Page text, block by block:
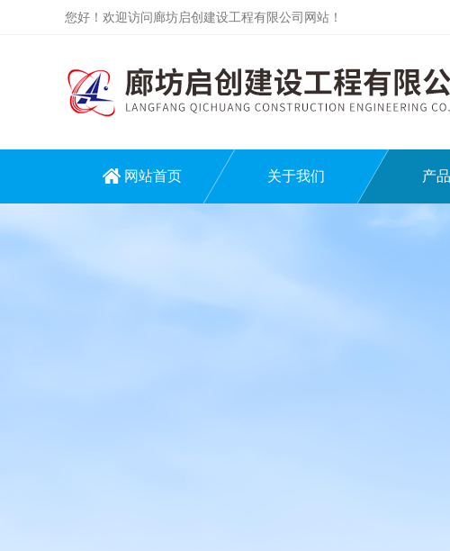
您好！欢迎访问廊坊启创建设工程有限公司网站！
网站首页 关于我们 产